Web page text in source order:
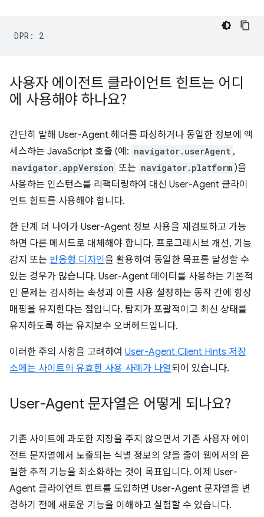
사용자 에이전트 클라이언트 힌트는 어디
에 사용해야 하나요?
간단히 말해 User-Agent 헤더를 파싱하거나 동일한 정보에 액
세스하는 JavaScript 호출 (예: navigator.userAgent ,
navigator.appVersion 또는 navigator.platform )을
사용하는 인스턴스를 리팩터링하여 대신 User-Agent 클라이
언트 힌트를 사용해야 합니다.
한 단계 더 나아가 User-Agent 정보 사용을 재검토하고 가능
하면 다른 메서드로 대체해야 합니다. 프로그레시브 개선, 기능
감지 또는 반응형 디자인을 활용하여 동일한 목표를 달성할 수
있는 경우가 많습니다. User-Agent 데이터를 사용하는 기본적
인 문제는 검사하는 속성과 이를 사용 설정하는 동작 간에 항상
매핑을 유지한다는 점입니다. 탐지가 포괄적이고 최신 상태를
유지하도록 하는 유지보수 오버헤드입니다.
이러한 주의 사항을 고려하여 User-Agent Client Hints 저장
소에는 사이트의 유효한 사용 사례가 나열되어 있습니다.
User-Agent 문자열은 어떻게 되나요?
기존 사이트에 과도한 지장을 주지 않으면서 기존 사용자 에이
전트 문자열에서 노출되는 식별 정보의 양을 줄여 웹에서의 은
밀한 추적 기능을 최소화하는 것이 목표입니다. 이제 User-
Agent 클라이언트 힌트를 도입하면 User-Agent 문자열을 변
경하기 전에 새로운 기능을 이해하고 실험할 수 있습니다.